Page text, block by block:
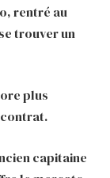
rentré au
trouver un
plus
capitaine